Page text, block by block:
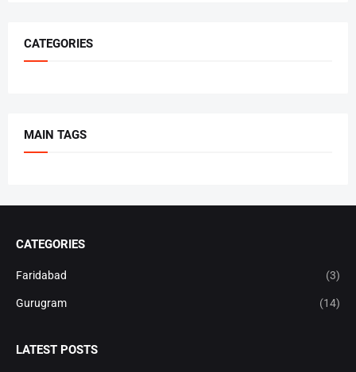
CATEGORIES
MAIN TAGS
CATEGORIES
Faridabad (3)
Gurugram (14)
LATEST POSTS